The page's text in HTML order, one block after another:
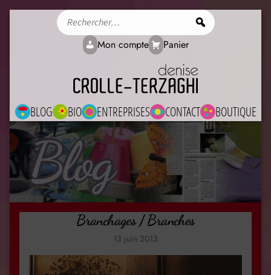
BLOG BIO ENTREPRISES CONTACT BOUTIQUE
Mon compte Panier
Blog
Branchages / Branches
13 juin 2013